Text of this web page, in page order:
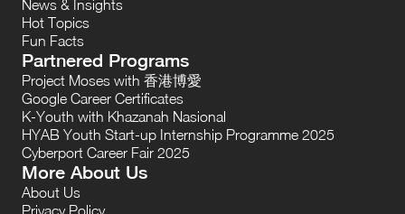
News & Insights
Hot Topics
Fun Facts
Partnered Programs
Project Moses with 香港博愛
Google Career Certificates
K-Youth with Khazanah Nasional
HYAB Youth Start-up Internship Programme 2025
Cyberport Career Fair 2025
More About Us
About Us
Privacy Policy